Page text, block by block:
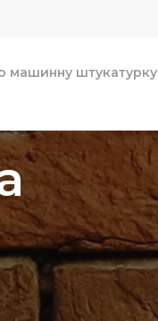
машинну штукатурку